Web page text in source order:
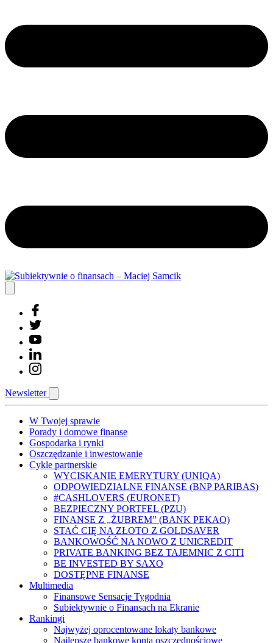
Newsletter
W Twojej sprawie
Porady i domowe finanse
Gospodarka i rynki
Oszczędzanie i inwestowanie
Cykle partnerskie
WYCISKANIE EMERYTURY (UNIQA)
ODPOWIEDZIALNE FINANSE (BNP PARIBAS)
#CASHLOVERS (EURONET)
BEZPIECZNY PORTFEL (PZU)
FINANSE Z „ŻUBREM” (BANK PEKAO)
STAĆ CIĘ NA ZŁOTO Z GOLDSAVER
BANKOWOŚĆ NA NOWO Z UNICREDIT
PRIVATE BANKING BEZ TAJEMNIC Z CITI
BE INVESTED BY SAXO
DOSTĘPNE FINANSE
Multimedia
Finansowe Sensacje Tygodnia
Subiektywnie o Finansach na Ekranie
Rankingi
Najwyżej oprocentowane lokaty bankowe
Najlepsze bankowe konta oszczędnościowe